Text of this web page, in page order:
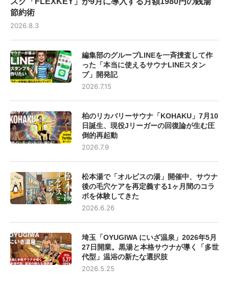
節約術
2026.8.3
編集部のグループLINEを一斉捜査して作
った「本当に使えるサウナLINEスタン
プ」開発記
2026.7.15
柏のリカバリーサウナ「KOHAKU」7月10
日誕生、現役Jリーガーの回復論が生む圧
倒的再起動
2026.7.9
松本湯で「オルビスの湯」開催中、サウナ
後の毛穴ケアを再定義する1ヶ月間のコラ
ボを体験してきた
2026.6.26
埼玉「OYUGIWA にいざ温泉」2026年5月
27日開業。黒湯と本格サウナが導く「多世
代型」温浴の新たな選択肢
2026.5.25